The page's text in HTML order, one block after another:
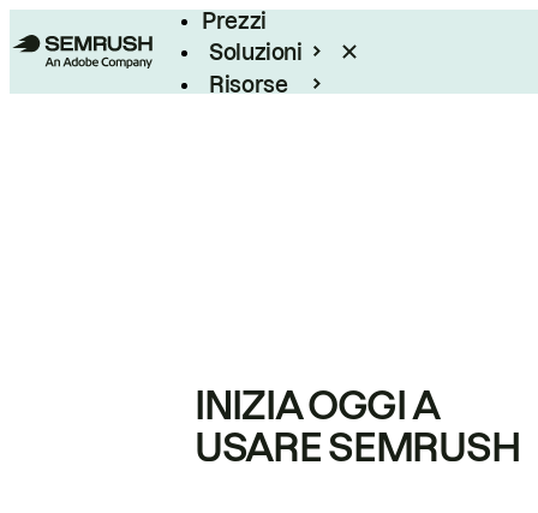
Prezzi
Soluzioni
Risorse
INIZIA OGGI A
USARE SEMRUSH